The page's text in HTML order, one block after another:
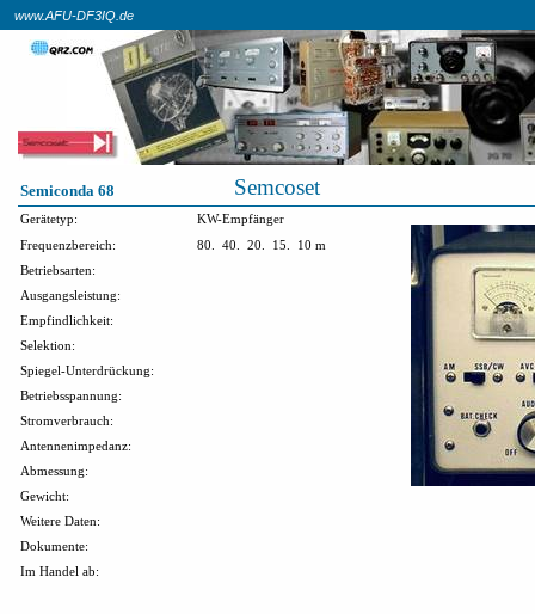
Semiconda 68 Semcoset
www.AFU-DF3IQ.de
Gerätetyp:
KW-Empfänger
Frequenzbereich:
80. 40. 20. 15.
10 m
Betriebsarten:
Ausgangsleistung:
Empfindlichkeit:
Selektion:
Spiegel-Unterdrückung:
Betriebsspannung:
Stromverbrauch:
Antennenimpedanz:
Abmessung:
Gewicht:
Weitere Daten:
Dokumente:
Im Handel ab: